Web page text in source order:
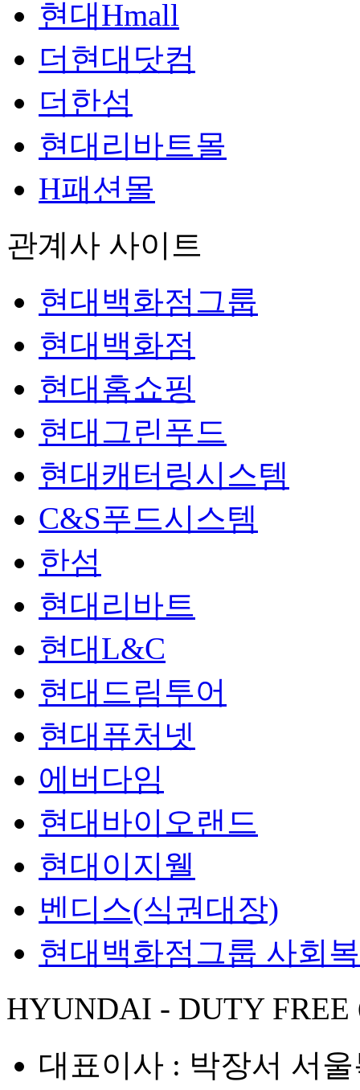
현대Hmall
더현대닷컴
더한섬
현대리바트몰
H패션몰
관계사 사이트
현대백화점그룹
현대백화점
현대홈쇼핑
현대그린푸드
현대캐터링시스템
C&S푸드시스템
한섬
현대리바트
현대L&C
현대드림투어
현대퓨처넷
에버다임
현대바이오랜드
현대이지웰
벤디스(식권대장)
현대백화점그룹 사회
HYUNDAI - DUTY FREE
대표이사 : 박장서 서